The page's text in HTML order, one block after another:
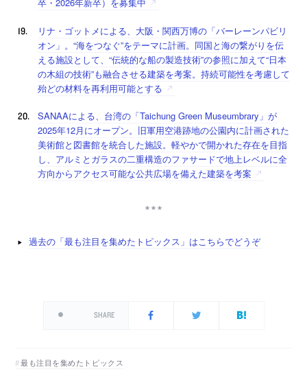
リナ・ゴットメによる、大阪・関西万博の「バーレーンパビリ
オン」。“海をつなぐ”をテーマに計画。同国と海の繋がりを伝
える施設として、“伝統的な船の製造技術”の参照に加えて“日本
の木組の技術”も融合させる建築を考案。持続可能性を考慮して
殆どの材料を再利用可能とする
SANAAによる、台湾の「Taichung Green Museumbrary」が
2025年12月にオープン。旧軍用空港跡地の公園内に計画された
美術館と図書館を統合した施設。軽やかで開かれた存在を目指
し、アルミとガラスの二重構造のファサードで地上レベルに全
方向からアクセス可能な公共広場を備えた建築を考案
過去の「最も注目を集めたトピックス」はこちらでどうぞ
SHARE
最も注目を集めたトピックス